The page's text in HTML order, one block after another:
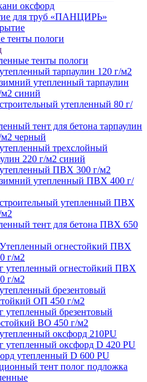
оксфорд
для труб «ПАНЦИРЬ»
тенты пологи
тенты пологи
тарпаулин 120 г/м2
утепленный тарпаулин
м2 синий
утепленный 80 г/
тент для бетона тарпаулин
м2 черный
трехслойный
220 г/м2 синий
ПВХ 300 г/м2
утепленный ПВХ 400 г/
утепленный ПВХ
м2
тент для бетона ПВХ 650
огнестойкий ПВХ
г/м2
утепленный огнестойкий ПВХ
г/м2
брезентовый
ОП 450 г/м2
утепленный брезентовый
ВО 450 г/м2
оксфорд 210PU
утепленный оксфорд D 420 PU
утепленный D 600 PU
тент полог подложка